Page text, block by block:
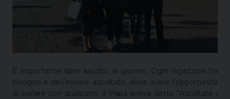
È importante dare ascolto ai giovani. Ogni ragazzo/a ha
bisogno e dev’essere ascoltato, deve avere l’opportunità
di parlare con qualcuno. Il Papa aveva detto “Ascoltate i